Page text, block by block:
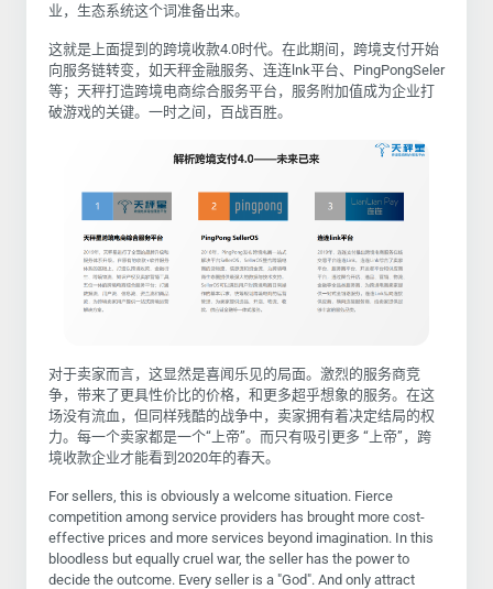
业，生态系统这个词准备出来。
这就是上面提到的跨境收款4.0时代。在此期间，跨境支付开始
向服务链转变，如天秤金融服务、连连lnk平台、PingPongSeler
等；天秤打造跨境电商综合服务平台，服务附加值成为企业打
破游戏的关键。一时之间，百战百胜。
对于卖家而言，这显然是喜闻乐见的局面。激烈的服务商竞
争，带来了更具性价比的价格，和更多超乎想象的服务。在这
场没有流血，但同样残酷的战争中，卖家拥有着决定结局的权
力。每一个卖家都是一个“上帝”。而只有吸引更多 “上帝”，跨
境收款企业才能看到2020年的春天。
For sellers, this is obviously a welcome situation. Fierce
competition among service providers has brought more cost-
effective prices and more services beyond imagination. In this
bloodless but equally cruel war, the seller has the power to
decide the outcome. Every seller is a "God". And only attract